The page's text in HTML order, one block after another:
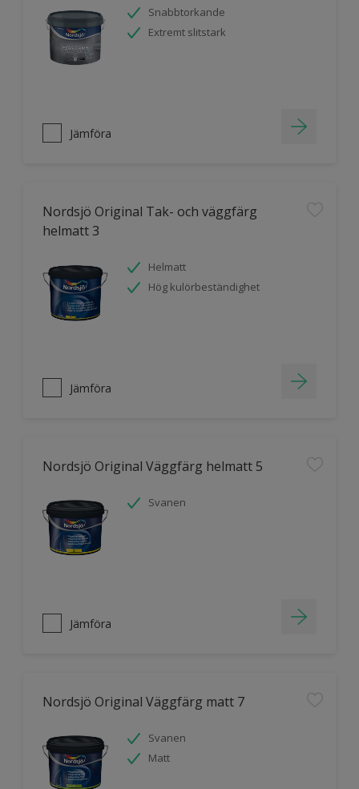
Snabbtorkande
Extremt slitstark
Jämföra
Nordsjö Original Tak- och väggfärg
helmatt 3
Helmatt
Hög kulörbeständighet
Jämföra
Nordsjö Original Väggfärg helmatt 5
Svanen
Jämföra
Nordsjö Original Väggfärg matt 7
Svanen
Matt